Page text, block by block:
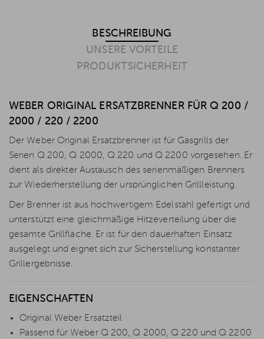
BESCHREIBUNG
UNSERE VORTEILE
PRODUKTSICHERHEIT
WEBER ORIGINAL ERSATZBRENNER FÜR Q 200 /
2000 / 220 / 2200
Der Weber Original Ersatzbrenner ist für Gasgrills der
Serien Q 200, Q 2000, Q 220 und Q 2200 vorgesehen. Er
dient als direkter Austausch des serienmäßigen Brenners
zur Wiederherstellung der ursprünglichen Grillleistung.
Der Brenner ist aus hochwertigem Edelstahl gefertigt und
unterstützt eine gleichmäßige Hitzeverteilung über die
gesamte Grillfläche. Er ist für den dauerhaften Einsatz
ausgelegt und eignet sich zur Sicherstellung konstanter
Grillergebnisse.
EIGENSCHAFTEN
Original Weber Ersatzteil
Passend für Weber Q 200, Q 2000, Q 220 und Q 2200